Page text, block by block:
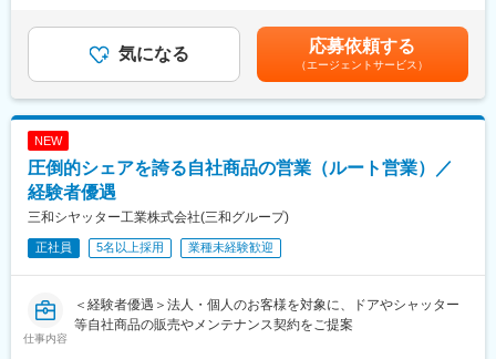
■業務内容：
清水建設・鹿島建設等の大手ゼネコンから受注した、公共インフ
ラ工事をメインに施工管理をお任せします。
■業務詳細：
・実際の現場作業は社外の協力会社で実施します。当ポジション
の方には現場作業員の指揮、管理をお任せします。
・工事で使用する資材は当社販売の物を扱うので、営業担当とも
とができます。
（4月）賃金はあくまでも目安の金額であり、選考を通じて上下す
る可能性があります。月給(月額)は固定手当を含めた表記です。
気になる 応募依頼する
（エージェントサービス）
NEW
圧倒的シェアを誇る自社商品の営業（ルート営業）／
経験者優遇
三和シヤッター工業株式会社(三和グループ)
正社員 5名以上採用 業種未経験歓迎
仕事内容
＜経験者優遇＞法人・個人のお客様を対象に、ドアやシャッター
等自社商品の販売やメンテナンス契約をご提案